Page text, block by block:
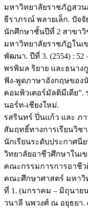
มหาวิทยาลัยราชภัฎสว
ธีราภรณ์ พลายเล็ก. ปัจ
นักศึกษาชั้นปีที่ 2 สาขา
มหาวิทยาลัยราชภัฏในเ
พัฒนา. ปีที่ 3. (2554) : 52
พรพิมล ริยาย และธนาง
ฟัง-พูดภาษาอังกฤษของ
คอมพิวเตอร์มัลติมีเดีย”.
นอร์ท-เชียงใหม่.
รสรินทร์ ปิ่นแก้ว และ ภ
สัมฤทธิ์ทางการเรียนวิช
นักเรียนระดับประกาศนี
วิทยาลัยอาชีวศึกษาในเ
คณะกรรมการการอาชีว
คณะศึกษาศาสตร์ มหาวิ
ที่ 1. (มกราคม – มิถุนายน
วนาลี นพวงศ์ ณ อยุธยา.